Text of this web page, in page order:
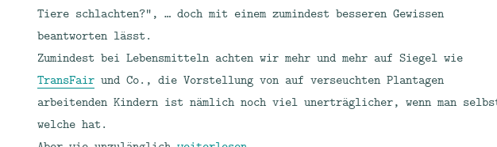
Tiere schlachten?“, … doch mit einem zumindest besseren Gewissen
beantworten lässt.
Zumindest bei Lebensmitteln achten wir mehr und mehr auf Siegel wie
TransFairund Co., die Vorstellung von auf verseuchten Plantagen
arbeitenden Kindern ist nämlich noch viel unerträglicher, wenn man
welche hat.